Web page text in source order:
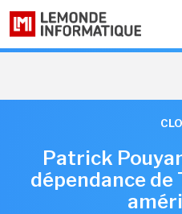
Patrick
dépendance de